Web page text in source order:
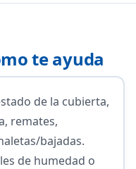
te ayuda
de la cubierta,
remates,
bajadas.
de humedad o